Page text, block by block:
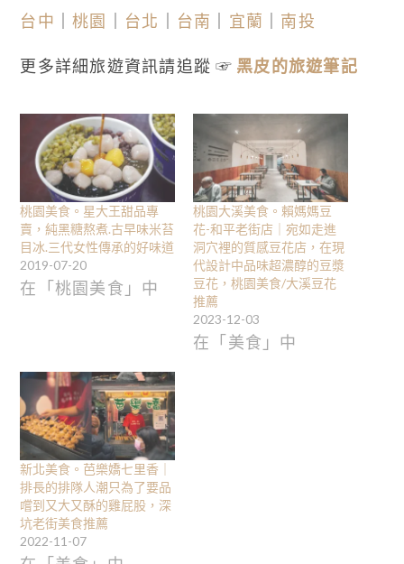
台中 ｜桃園 台北 台南 宜蘭 南投
更多詳細旅遊資訊請追蹤 ☞ 黑皮的旅遊筆記
桃園美食。星大王甜品專
賣，純黑糖熬煮.古早味米苔
目冰.三代女性傳承的好味道
2019-07-20
在「桃園美食」中
桃園大溪美食。賴媽媽豆
花-和平老街店｜宛如走進
洞穴裡的質感豆花店，在現
代設計中品味超濃醇的豆漿
豆花，桃園美食/大溪豆花
推薦
2023-12-03
在「美食」中
新北美食。芭樂嬌七里香｜
排長的排隊人潮只為了要品
嚐到又大又酥的雞屁股，深
坑老街美食推薦
2022-11-07